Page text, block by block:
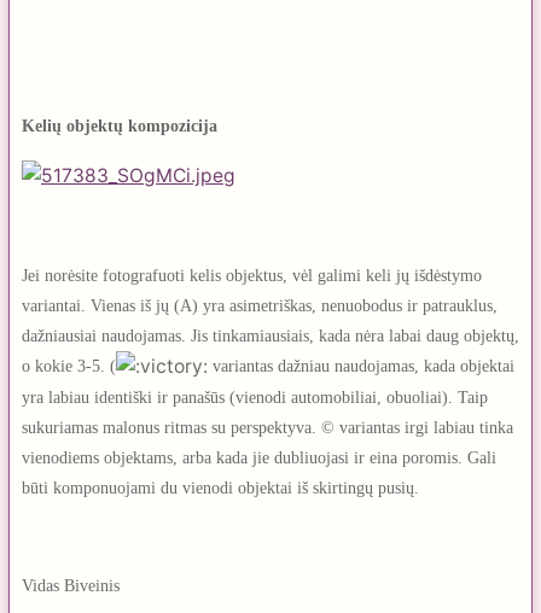
Kelių objektų kompozicija
Jei norėsite fotografuoti kelis objektus, vėl galimi keli jų išdėstymo
variantai. Vienas iš jų (A) yra asimetriškas, nenuobodus ir patrauklus,
dažniausiai naudojamas. Jis tinkamiausiais, kada nėra labai daug objektų,
o kokie 3-5. (
variantas dažniau naudojamas, kada objektai
yra labiau identiški ir panašūs (vienodi automobiliai, obuoliai). Taip
sukuriamas malonus ritmas su perspektyva. © variantas irgi labiau tinka
vienodiems objektams, arba kada jie dubliuojasi ir eina poromis. Gali
būti komponuojami du vienodi objektai iš skirtingų pusių.
Vidas Biveinis